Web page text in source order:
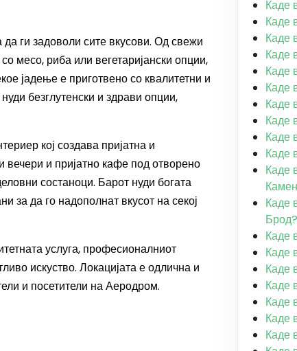
ги задоволи сите вкусови. Од свежи
месо, риба или вегетаријански опции,
јадење е приготвено со квалитетни и
безглутенски и здрави опции,
кој создава пријатна и
и пријатно кафе под отворено
состаноци. Барот нуди богата
за да го надополнат вкусот на секој
услуга, професионалниот
искуство. Локацијата е одлична и
и посетители на Аеродром.
Каде
Каде
Каде
Каде
Каде
Каде
Каде
Каде
Каде
Каде
Каде
Каде
Брод?
Каде
Каде
Каде
Каде
Каде
Каде
Каде